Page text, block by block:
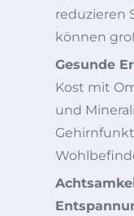
reduzieren
können
Gesunde
Kost mit
und